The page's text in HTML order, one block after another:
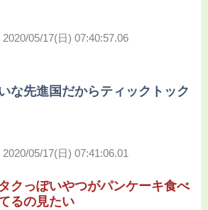
2020/05/17(日) 07:40:57.06
な先進国だからティックトック
2020/05/17(日) 07:41:06.01
クっぽいやつがパンケーキ食べ
るの見たい